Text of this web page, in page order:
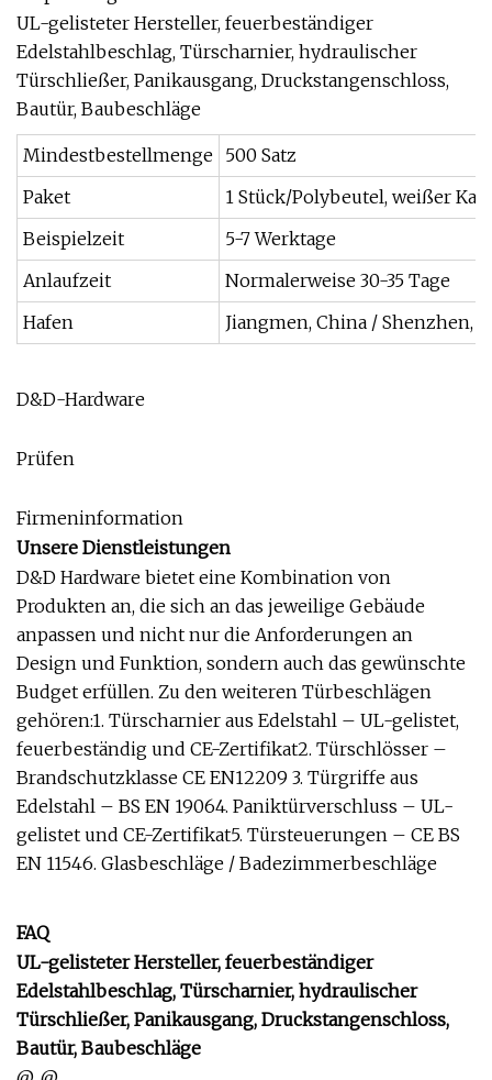
UL-gelisteter Hersteller, feuerbeständiger
Edelstahlbeschlag, Türscharnier, hydraulischer
Türschließer, Panikausgang, Druckstangenschloss,
Bautür, Baubeschläge
Mindestbestellmenge 500 Satz
Paket
1 Stück/Polybeutel, weißer
Beispielzeit
5-7 Werktage
Anlaufzeit
Normalerweise 30-35 Tage
Hafen
Jiangmen, China / Shenzhen,
D&D-Hardware
Prüfen
Firmeninformation
Unsere Dienstleistungen
D&D Hardware bietet eine Kombination von
Produkten an, die sich an das jeweilige Gebäude
anpassen und nicht nur die Anforderungen an
Design und Funktion, sondern auch das gewünschte
Budget erfüllen. Zu den weiteren Türbeschlägen
gehören:1. Türscharnier aus Edelstahl – UL-gelistet,
feuerbeständig und CE-Zertifikat2. Türschlösser –
Brandschutzklasse CE EN12209 3. Türgriffe aus
Edelstahl – BS EN 19064. Paniktürverschluss – UL-
gelistet und CE-Zertifikat5. Türsteuerungen – CE BS
EN 11546. Glasbeschläge / Badezimmerbeschläge
FAQ
UL-gelisteter Hersteller, feuerbeständiger
Edelstahlbeschlag, Türscharnier, hydraulischer
Türschließer, Panikausgang, Druckstangenschloss,
Bautür, Baubeschläge